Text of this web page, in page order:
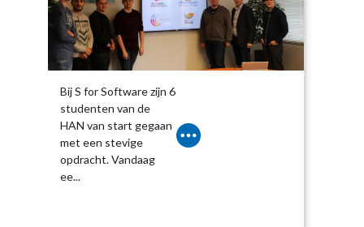
Bij S for Software zijn 6
studenten van de
HAN van start gegaan
met een stevige
opdracht. Vandaag
ee...